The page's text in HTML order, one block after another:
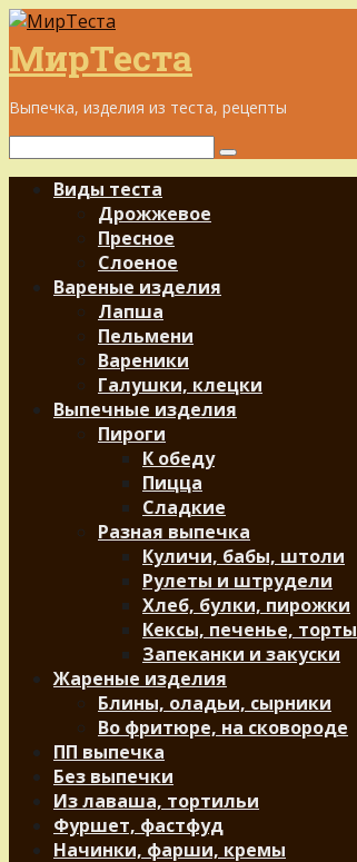
Перейти
к
контенту
МирТеста
Выпечка, изделия из теста, рецепты
Поиск:
Виды теста
Дрожжевое
Пресное
Слоеное
Вареные изделия
Лапша
Пельмени
Вареники
Галушки, клецки
Выпечные изделия
Пироги
К обеду
Пицца
Сладкие
Разная выпечка
Куличи, бабы, штоли
Рулеты и штрудели
Хлеб, булки, пирожки
Кексы, печенье, торты
Запеканки и закуски
Жареные изделия
Блины, оладьи, сырники
Во фритюре, на сковороде
ПП выпечка
Без выпечки
Из лаваша, тортильи
Фуршет, фастфуд
Начинки, фарши, кремы